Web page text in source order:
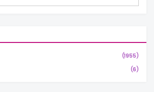
(1955)
(6)